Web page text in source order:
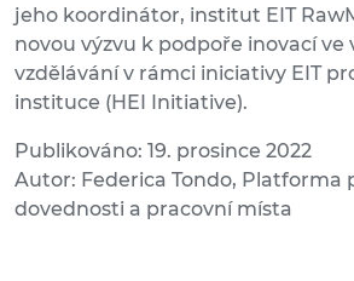
jeho koordinátor, institut EIT
novou výzvu k podpoře inovací ve
vzdělávání v rámci iniciativy EIT
instituce (HEI Initiative).
Publikováno: 19. prosince 2022
Autor: Federica Tondo, Platforma
dovednosti a pracovní místa